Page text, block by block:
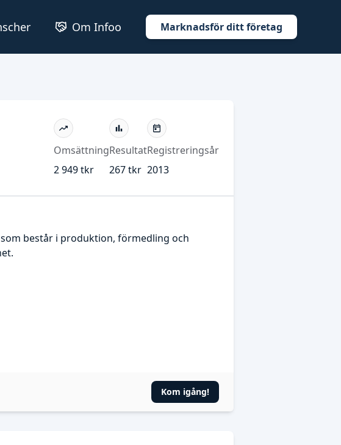
Om Infoo Marknadsför ditt företag
Omsättning
2 949 tkr
Resultat
267 tkr
Registreringsår
2013
består i produktion, förmedling och
Kom igång!